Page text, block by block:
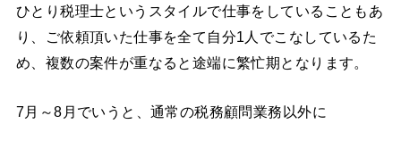
ひとり税理士というスタイルで仕事をしていることもあ
り、ご依頼頂いた仕事を全て自分1人でこなしているた
め、複数の案件が重なると途端に繁忙期となります。
7月～8月でいうと、通常の税務顧問業務以外に